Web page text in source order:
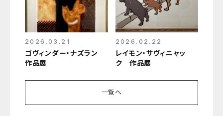
2026.03.21
ゴヴィンダー・ナズラン
作品展
2026.02.22
レイモン・サヴィニャッ
ク 作品展
一覧へ